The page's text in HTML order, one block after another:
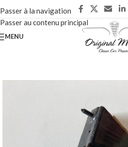
Passer à la navigation
Passer au contenu principal
MENU